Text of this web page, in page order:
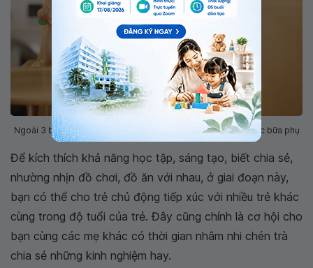
Ngoài 3 bữa ăn chính, trẻ 25 tháng cần được bổ sung thêm các bữa phụ
Để kích thích khả năng học tập, sáng tạo, biết chia sẻ,
nhường nhịn đồ chơi, đồ ăn với nhau, ở giai đoạn này,
bạn có thể cho trẻ chủ động tiếp xúc với nhiều trẻ khác
cùng trong độ tuổi của trẻ. Đây cũng chính là cơ hội cho
bạn cùng các mẹ khác có thời gian nhâm nhi chén trà
chia sẻ những kinh nghiệm hay.